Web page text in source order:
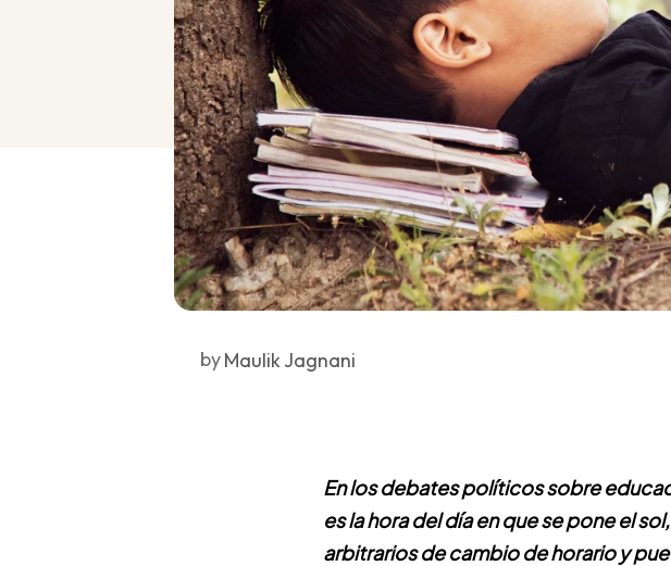
byMaulik Jagnani
En los debates políticos sobre
es la hora del día en que se pone el
arbitrarios de cambio de horario y